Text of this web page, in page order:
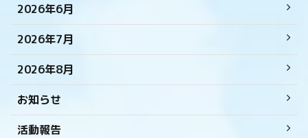
2026年6月
2026年7月
2026年8月
お知らせ
活動報告